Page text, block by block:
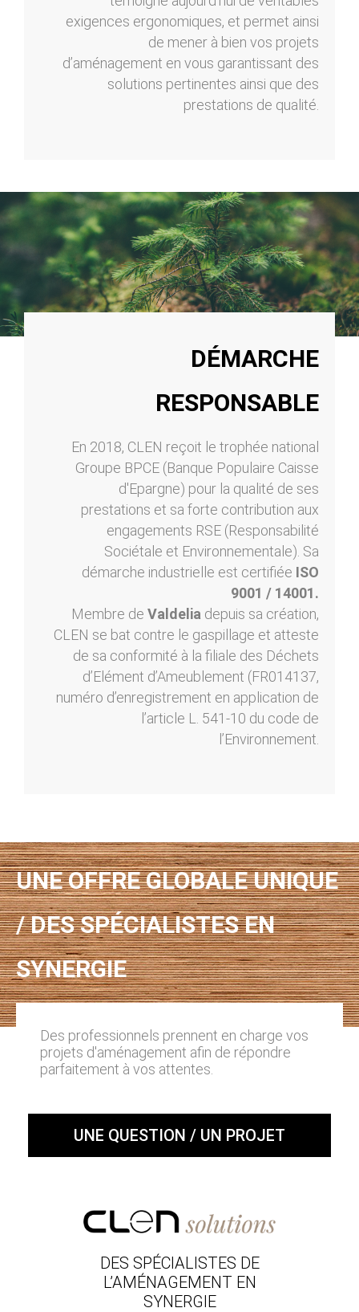
exigences ergonomiques, et permet ainsi
de mener à bien vos projets
d’aménagement en vous garantissant des
solutions pertinentes ainsi que des
prestations de qualité.
DÉMARCHE
RESPONSABLE
En 2018, CLEN reçoit le trophée national
Groupe BPCE (Banque Populaire Caisse
d'Epargne) pour la qualité de ses
prestations et sa forte contribution aux
engagements RSE (Responsabilité
Sociétale et Environnementale). Sa
démarche industrielle est certifiée ISO
9001 / 14001.
Membre de Valdelia depuis sa création,
CLEN se bat contre le gaspillage et atteste
de sa conformité à la filiale des Déchets
d’Elément d’Ameublement (FR014137,
numéro d’enregistrement en application de
l’article L. 541-10 du code de
l’Environnement.
UNE OFFRE GLOBALE UNIQUE
/ DES SPÉCIALISTES EN
SYNERGIE
Des professionnels prennent en charge vos
projets d'aménagement afin de répondre
parfaitement à vos attentes.
UNE QUESTION / UN PROJET
DES SPÉCIALISTES DE
L’AMÉNAGEMENT EN
SYNERGIE